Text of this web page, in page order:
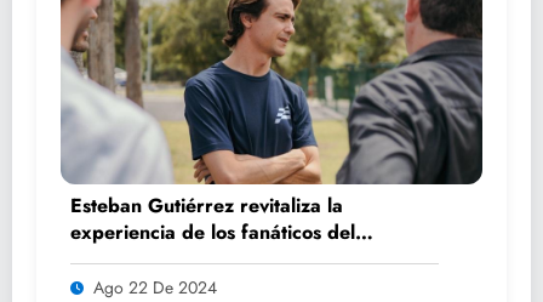
Esteban Gutiérrez revitaliza la
experiencia de los fanáticos del
automovilismo con DRIVER 1
Ago 22 De 2024